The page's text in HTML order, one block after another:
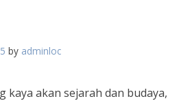
by adminloc
kaya akan sejarah dan budaya,